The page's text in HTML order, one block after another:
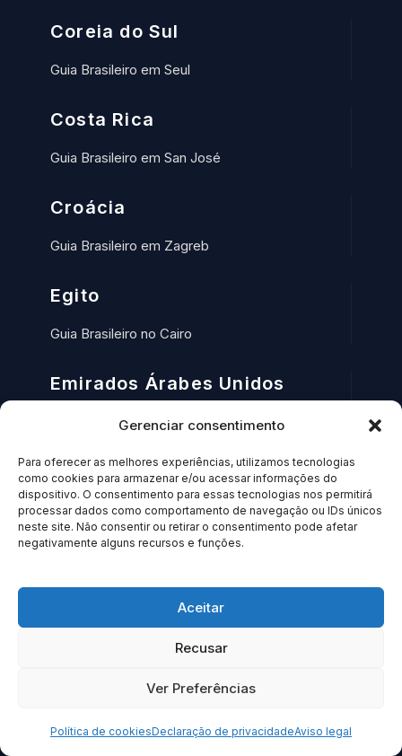
Gerenciar consentimento
Para oferecer as melhores experiências, utilizamos tecnologias
como cookies para armazenar e/ou acessar informações do
dispositivo. O consentimento para essas tecnologias nos permitirá
processar dados como comportamento de navegação ou IDs únicos
neste site. Não consentir ou retirar o consentimento pode afetar
negativamente alguns recursos e funções.
Aceitar
Recusar
Ver Preferências
Política de cookiesDeclaração de privacidadeAviso legal
Coreia do Sul
Guia Brasileiro em Seul
Costa Rica
Guia Brasileiro em San José
Croácia
Guia Brasileiro em Zagreb
Egito
Guia Brasileiro no Cairo
Emirados Árabes Unidos
Guia Brasileira em Dubai
Espanha
Guia Brasileira em Madri
Guia Brasileiro na Califórnia
Transfer Brasileiro em Dallas
Transfer Brasileiro em Houston